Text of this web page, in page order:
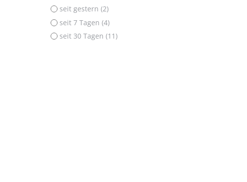
seit gestern (2)
seit 7 Tagen (4)
seit 30 Tagen (11)